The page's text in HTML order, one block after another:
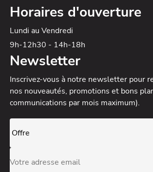
Horaires d'ouverture
Lundi au Vendredi
9h-12h30 - 14h-18h
Newsletter
Inscrivez-vous à notre newsletter pour
nos nouveautés, promotions et bons
communications par mois maximum).